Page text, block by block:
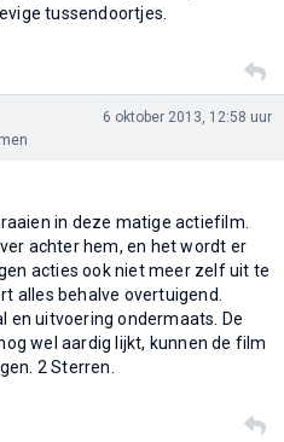
tussendoortjes.
6 oktober 2013, 12:58 uur
in deze matige actiefilm.
achter hem, en het wordt er
acties ook niet meer zelf uit te
alles behalve overtuigend.
en uitvoering ondermaats. De
wel aardig lijkt, kunnen de film
2 Sterren.